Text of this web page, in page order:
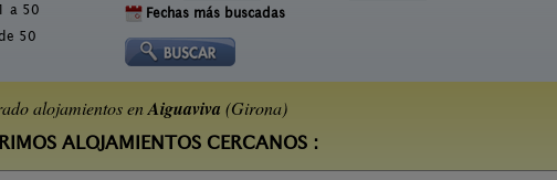
a 50
50
Fechas más buscadas
alojamientos enAiguaviva (Girona)
ALOJAMIENTOS CERCANOS :